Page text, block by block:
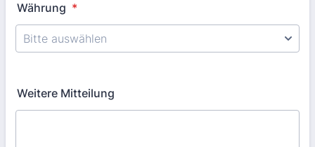
Währung *
Weitere Mitteilung